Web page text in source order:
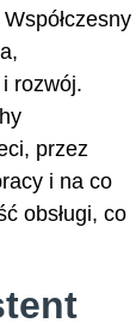
rozwój.
przez
i na co
obsługi, co